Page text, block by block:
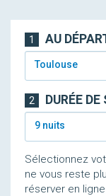
1 AU
Toulouse
2 DURÉE DE
9 nuits
Sélectionnez
ne vous reste
réserver en ligne